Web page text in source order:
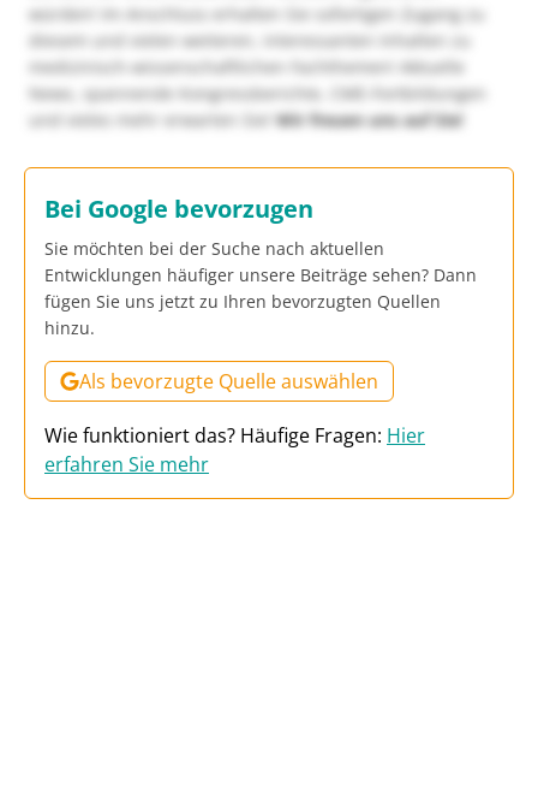
würden! Im Anschluss erhalten Sie sofortigen Zugang zu
diesem und vielen weiteren, interessanten Inhalten zu
medizinisch-wissenschaftlichen Fachthemen! Aktuelle
News, spannende Kongressberichte, CME-Fortbildungen
und vieles mehr erwarten Sie!Wir freuen uns auf Sie!
Bei Google bevorzugen
Sie möchten bei der Suche nach aktuellen
Entwicklungen häufiger unsere Beiträge sehen? Dann
fügen Sie uns jetzt zu Ihren bevorzugten Quellen
hinzu.
Als bevorzugte Quelle auswählen
Wie funktioniert das? Häufige Fragen: Hier
erfahren Sie mehr